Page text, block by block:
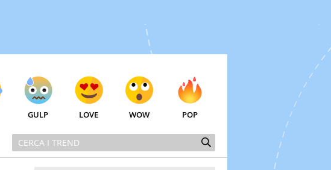
GULP LOVE WOW POP